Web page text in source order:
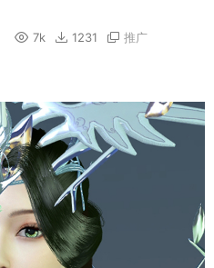
7k 1231 推广